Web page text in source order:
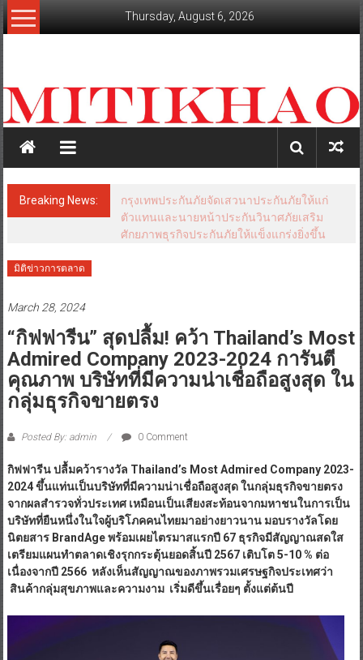
Skip
to
Thursday, August 6, 2026
สะท้อน
ลึก
เหลี่ยม
มุม
เศรษฐกิจ-
การเมือง-
Breaking News:
สมาคมประกันชีวิตไทย เผยผลสำรวจ “วัน
ประกันชีวิตแห่งชาติ ครั้งที่ 25”ชี้คนไทยยังให้
ความสำคัญกับการออมและการบริหารความ
March 28, 2024
“กิฟฟารีน” สุดปลื้ม! คว้า Thailand’s Most
Admired Company 2023-2024 การันตี
คุณภาพ บริษัทที่มีความน่าเชื่อถือสูงสุด ใน
Posted By: admin 0 Comment
กิฟฟารีน ปลื้มคว้ารางวัล Thailand’s Most Admired Company 2023-
2024 ขึ้นแท่นเป็นบริษัทที่มีความน่าเชื่อถือสูงสุด ในกลุ่มธุรกิจขายตรง
จากผลสำรวจทั่วประเทศ เหมือนเป็นเสียงสะท้อนจากมหาชนในการเป็น
บริษัทที่ยืนหนึ่งในใจผู้บริโภคคนไทยมาอย่างยาวนาน มอบรางวัลโดย
นิตยสาร BrandAge พร้อมเผยไตรมาสแรกปี 67 ธุรกิจมีสัญญาณสดใส
เนื่องจากปี 2566 หลังเห็นสัญญาณของภาพรวมเศรษฐกิจประเทศว่า
สินค้ากลุ่มสุขภาพและความงาม เริ่มดีขึ้นเรื่อยๆ ตั้งแต่ต้นปี